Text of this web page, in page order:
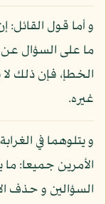
و أما قول
ما على السؤال
الخطإ، فإن ذلك
غيره.
و يتلوهما في
الأمرين جميعا:
السؤالين و حذف